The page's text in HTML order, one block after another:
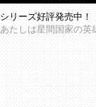
シリーズ好評発売中！
あたしは星間国家の英